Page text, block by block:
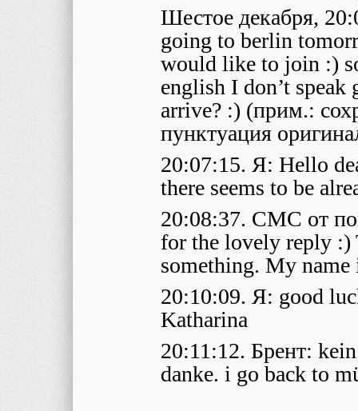
Шестое декабря,
going to berlin
would like to join :)
english I don’t
arrive? :) (прим.:
пунктуация
20:07:15. Я: Hello
there seems to be
20:08:37. СМС от
for the lovely reply
something. My
20:10:09. Я: good
Katharina
20:11:12. Брент:
danke. i go back to